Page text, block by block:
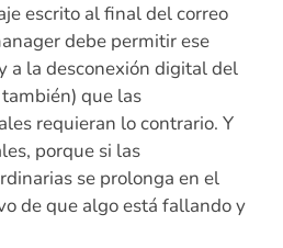
escrito al final del correo
debe permitir ese
a la desconexión digital del
que las
requieran lo contrario. Y
porque si las
se prolonga en el
de que algo está fallando y